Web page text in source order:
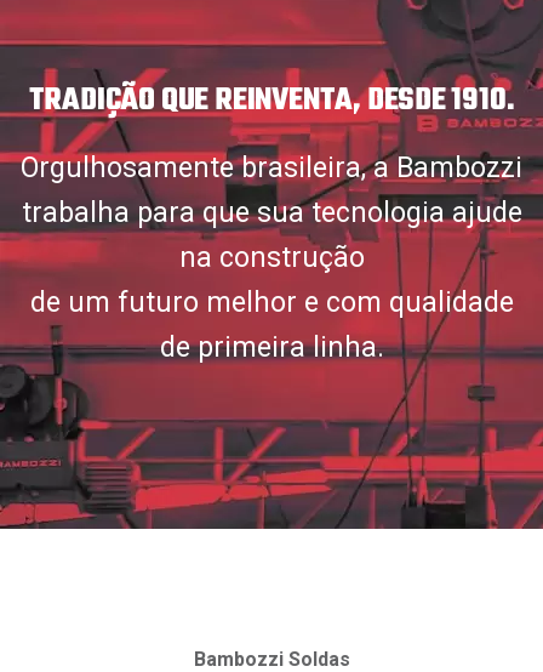
TRADIÇÃO QUE REINVENTA, DESDE 1910.
Orgulhosamente brasileira, a Bambozzi
trabalha para que sua tecnologia ajude
na construção
de um futuro melhor e com qualidade
de primeira linha.
Bambozzi Soldas